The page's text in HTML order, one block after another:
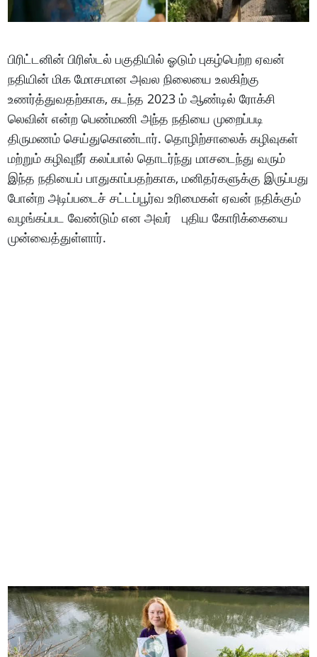
பிரிட்டனின் பிரிஸ்டல் பகுதியில் ஓடும் புகழ்பெற்ற ஏவன்
நதியின் மிக மோசமான அவல நிலையை உலகிற்கு
உணர்த்துவதற்காக, கடந்த 2023 ம் ஆண்டில் ரோக்சி
லெவின் என்ற பெண்மணி அந்த நதியை முறைப்படி
திருமணம் செய்துகொண்டார். தொழிற்சாலைக் கழிவுகள்
மற்றும் கழிவுநீர் கலப்பால் தொடர்ந்து மாசடைந்து வரும்
இந்த நதியைப் பாதுகாப்பதற்காக, மனிதர்களுக்கு இருப்பது
போன்ற அடிப்படைச் சட்டப்பூர்வ உரிமைகள் ஏவன் நதிக்கும்
வழங்கப்பட வேண்டும் என அவர் புதிய கோரிக்கையை
முன்வைத்துள்ளார்.